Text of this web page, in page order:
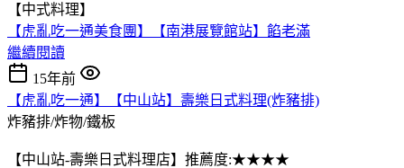
【中式料理】
【虎亂吃一通美食團】【南港展覽館站】餡老滿
繼續閱讀
15年前
【虎亂吃一通】【中山站】壽樂日式料理(炸豬排)
炸豬排/炸物/鐵板
【中山站-壽樂日式料理店】推薦度:★★★★